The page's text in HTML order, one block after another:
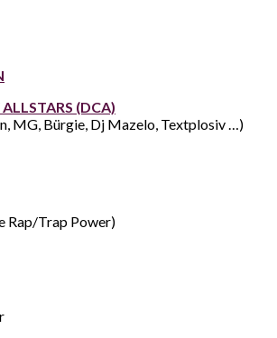
(DCA)
MG, Bürgie, Dj Mazelo, Textplosiv …)
Rap/Trap Power)